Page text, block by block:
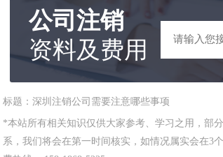
公司注销
资料及费用
标题：深圳注销公司需要注意哪些事项
*本站所有相关知识仅供大家参考、学习之用，部
系，我们将会在第一时间核实，如情况属实会在3